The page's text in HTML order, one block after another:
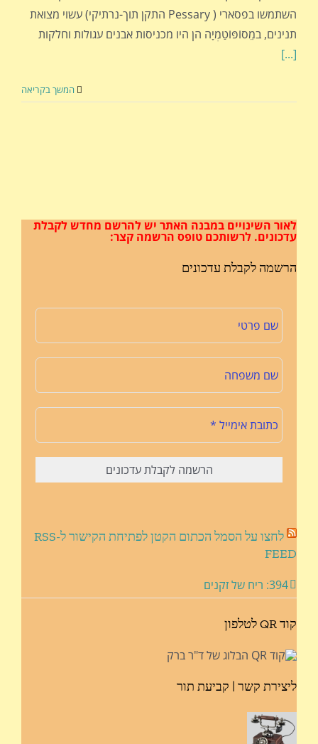
השתמשו בפסארי ( Pessary התקן תוך-נרתיקי) עשוי מצואת
תנינים, במֵסוֹפּוֹטַמְיָה הן היו מכניסות אבנים עגולות וחלקות
[...]
המשך בקריאה
לאור השינויים במבנה האתר יש להרשם מחדש לקבלת
עדכונים. לרשותכם טופס הרשמה קצר:
הרשמה לקבלת עדכונים
לחצו על הסמל הכתום הקטן לפתיחת הקישור ל-RSS
FEED
394: ריח של זקנים
קוד QR לטלפון
ליצירת קשר | קביעת תור